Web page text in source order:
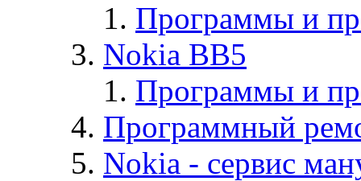
Программы и
Nokia BB5
Программы и
Программный
Nokia - cервис